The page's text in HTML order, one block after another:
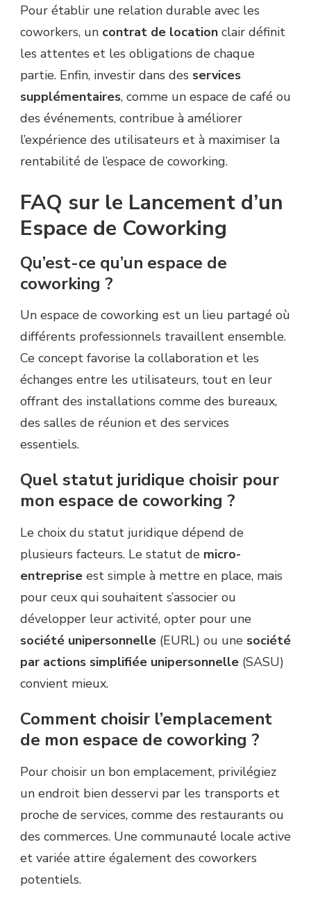
Pour établir une relation durable avec les
coworkers, un contrat de location clair définit
les attentes et les obligations de chaque
partie. Enfin, investir dans des services
supplémentaires, comme un espace de café ou
des événements, contribue à améliorer
l’expérience des utilisateurs et à maximiser la
rentabilité de l’espace de coworking.
FAQ sur le Lancement d’un
Espace de Coworking
Qu’est-ce qu’un espace de
coworking ?
Un espace de coworking est un lieu partagé où
différents professionnels travaillent ensemble.
Ce concept favorise la collaboration et les
échanges entre les utilisateurs, tout en leur
offrant des installations comme des bureaux,
des salles de réunion et des services
essentiels.
Quel statut juridique choisir pour
mon espace de coworking ?
Le choix du statut juridique dépend de
plusieurs facteurs. Le statut de micro-
entreprise est simple à mettre en place, mais
pour ceux qui souhaitent s’associer ou
développer leur activité, opter pour une
société unipersonnelle (EURL) ou une société
par actions simplifiée unipersonnelle (SASU)
convient mieux.
Comment choisir l’emplacement
de mon espace de coworking ?
Pour choisir un bon emplacement, privilégiez
un endroit bien desservi par les transports et
proche de services, comme des restaurants ou
des commerces. Une communauté locale active
et variée attire également des coworkers
potentiels.